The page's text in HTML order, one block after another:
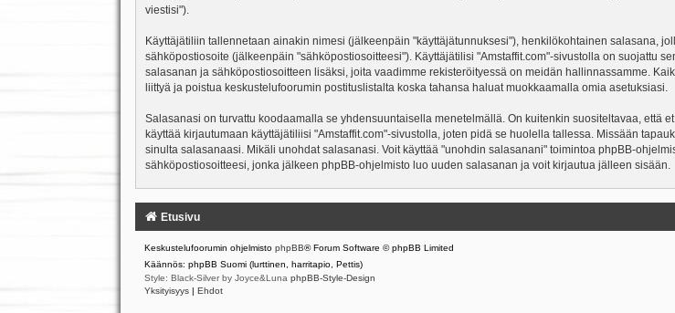
viestisi").
Käyttäjätiliin tallennetaan ainakin nimesi (jälkeenpäin "käyttäjätunnuksesi"), henkilökohtainen salasana,
sähköpostiosoite (jälkeenpäin "sähköpostiosoitteesi"). Käyttäjätilisi "Amstaffit.com"-sivustolla on suojattu
salasanan ja sähköpostiosoitteen lisäksi, joita vaadimme rekisteröityessä on meidän hallinnassamme.
liittyä ja poistua keskustelufoorumin postituslistalta koska tahansa haluat muokkaamalla omia asetuksiasi.
Salasanasi on turvattu koodaamalla se yhdensuuntaisella menetelmällä. On kuitenkin suositeltavaa, että
käyttää kirjautumaan käyttäjätiliisi "Amstaffit.com"-sivustolla, joten pidä se huolella tallessa. Missään
sinulta salasanaasi. Mikäli unohdat salasanasi. Voit käyttää "unohdin salasanani" toimintoa phpBB-
sähköpostiosoitteesi, jonka jälkeen phpBB-ohjelmisto luo uuden salasanan ja voit kirjautua jälleen sisään.
Etusivu
Keskustelufoorumin ohjelmisto phpBB® Forum Software © phpBB Limited
Käännös: phpBB Suomi (lurttinen, harritapio, Pettis)
Style: Black-Silver by Joyce&Luna phpBB-Style-Design
Yksityisyys | Ehdot